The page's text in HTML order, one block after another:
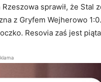
sprawił, że Stal
z Gryfem Wejherowo
Resovia zaś jest